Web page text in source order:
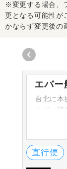
※変更する場合、
更となる可能性が
かならず変更後の
エバー
台北に本
エバー航
す。航
直行便